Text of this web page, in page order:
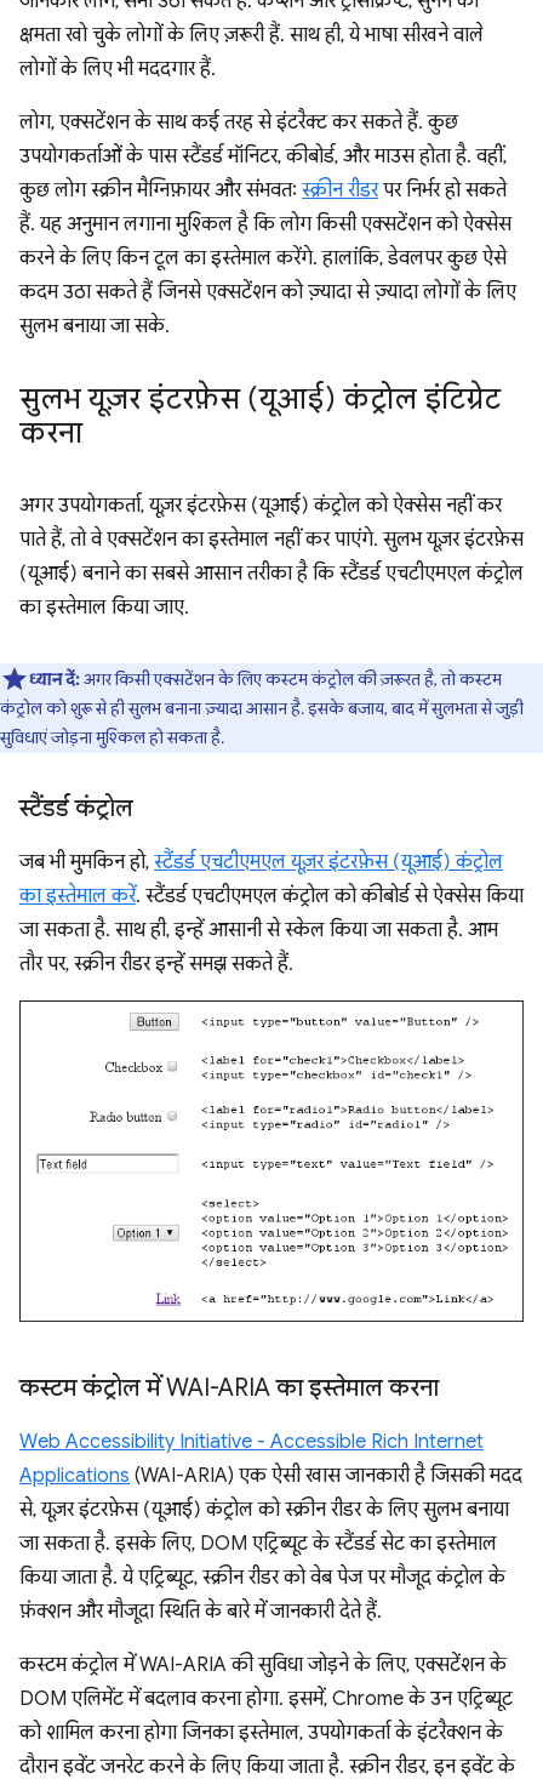
क्षमता खो चुके लोगों के लिए ज़रूरी हैं. साथ ही, ये भाषा सीखने वाले
लोगों के लिए भी मददगार हैं.
लोग, एक्सटेंशन के साथ कई तरह से इंटरैक्ट कर सकते हैं. कुछ
उपयोगकर्ताओं के पास स्टैंडर्ड मॉनिटर, कीबोर्ड, और माउस होता है. वहीं,
कुछ लोग स्क्रीन मैग्निफ़ायर और संभवतः स्क्रीन रीडरपर निर्भर हो सकते
हैं. यह अनुमान लगाना मुश्किल है कि लोग किसी एक्सटेंशन को ऐक्सेस
करने के लिए किन टूल का इस्तेमाल करेंगे. हालांकि, डेवलपर कुछ ऐसे
कदम उठा सकते हैं जिनसे एक्सटेंशन को ज़्यादा से ज़्यादा लोगों के लिए
सुलभ बनाया जा सके.
सुलभ यूज़र इंटरफ़ेस (यूआई) कंट्रोल इंटिग्रेट
करना
अगर उपयोगकर्ता, यूज़र इंटरफ़ेस (यूआई) कंट्रोल को ऐक्सेस नहीं कर
पाते हैं, तो वे एक्सटेंशन का इस्तेमाल नहीं कर पाएंगे. सुलभ यूज़र इंटरफ़ेस
(यूआई) बनाने का सबसे आसान तरीका है कि स्टैंडर्ड एचटीएमएल कंट्रोल
का इस्तेमाल किया जाए.
ध्यान दें:अगर किसी एक्सटेंशन के लिए कस्टम कंट्रोल की ज़रूरत है, तो कस्टम
कंट्रोल को शुरू से ही सुलभ बनाना ज़्यादा आसान है. इसके बजाय, बाद में सुलभता से जुड़ी
सुविधाएं जोड़ना मुश्किल हो सकता है.
स्टैंडर्ड कंट्रोल
जब भी मुमकिन हो, स्टैंडर्ड एचटीएमएल यूज़र इंटरफ़ेस (यूआई) कंट्रोल
का इस्तेमाल करें. स्टैंडर्ड एचटीएमएल कंट्रोल को कीबोर्ड से ऐक्सेस किया
जा सकता है. साथ ही, इन्हें आसानी से स्केल किया जा सकता है. आम
तौर पर, स्क्रीन रीडर इन्हें समझ सकते हैं.
कस्टम कंट्रोल में WAI-ARIA का इस्तेमाल करना
Web Accessibility Initiative - Accessible Rich Internet
Applications (WAI-ARIA) एक ऐसी खास जानकारी है जिसकी मदद
से, यूज़र इंटरफ़ेस (यूआई) कंट्रोल को स्क्रीन रीडर के लिए सुलभ बनाया
जा सकता है. इसके लिए, DOM एट्रिब्यूट के स्टैंडर्ड सेट का इस्तेमाल
किया जाता है. ये एट्रिब्यूट, स्क्रीन रीडर को वेब पेज पर मौजूद कंट्रोल के
फ़ंक्शन और मौजूदा स्थिति के बारे में जानकारी देते हैं.
कस्टम कंट्रोल में WAI-ARIA की सुविधा जोड़ने के लिए, एक्सटेंशन के
DOM एलिमेंट में बदलाव करना होगा. इसमें, Chrome के उन एट्रिब्यूट
को शामिल करना होगा जिनका इस्तेमाल, उपयोगकर्ता के इंटरैक्शन के
दौरान इवेंट जनरेट करने के लिए किया जाता है. स्क्रीन रीडर, इन इवेंट के